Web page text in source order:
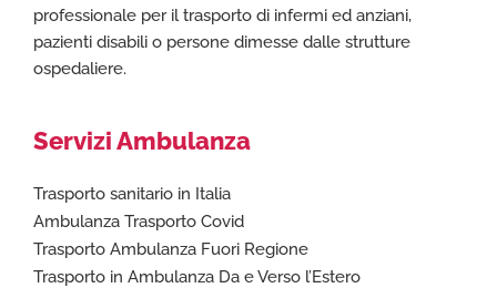
professionale per il trasporto di infermi ed anziani,
pazienti disabili o persone dimesse dalle strutture
ospedaliere.
Servizi Ambulanza
Trasporto sanitario in Italia
Ambulanza Trasporto Covid
Trasporto Ambulanza Fuori Regione
Trasporto in Ambulanza Da e Verso l’Estero